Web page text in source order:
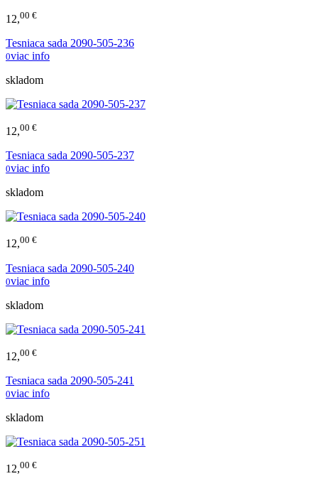
12,00 €
Tesniaca sada 2090-505-236
0viac info
skladom
12,00 €
Tesniaca sada 2090-505-237
0viac info
skladom
12,00 €
Tesniaca sada 2090-505-240
0viac info
skladom
12,00 €
Tesniaca sada 2090-505-241
0viac info
skladom
12,00 €